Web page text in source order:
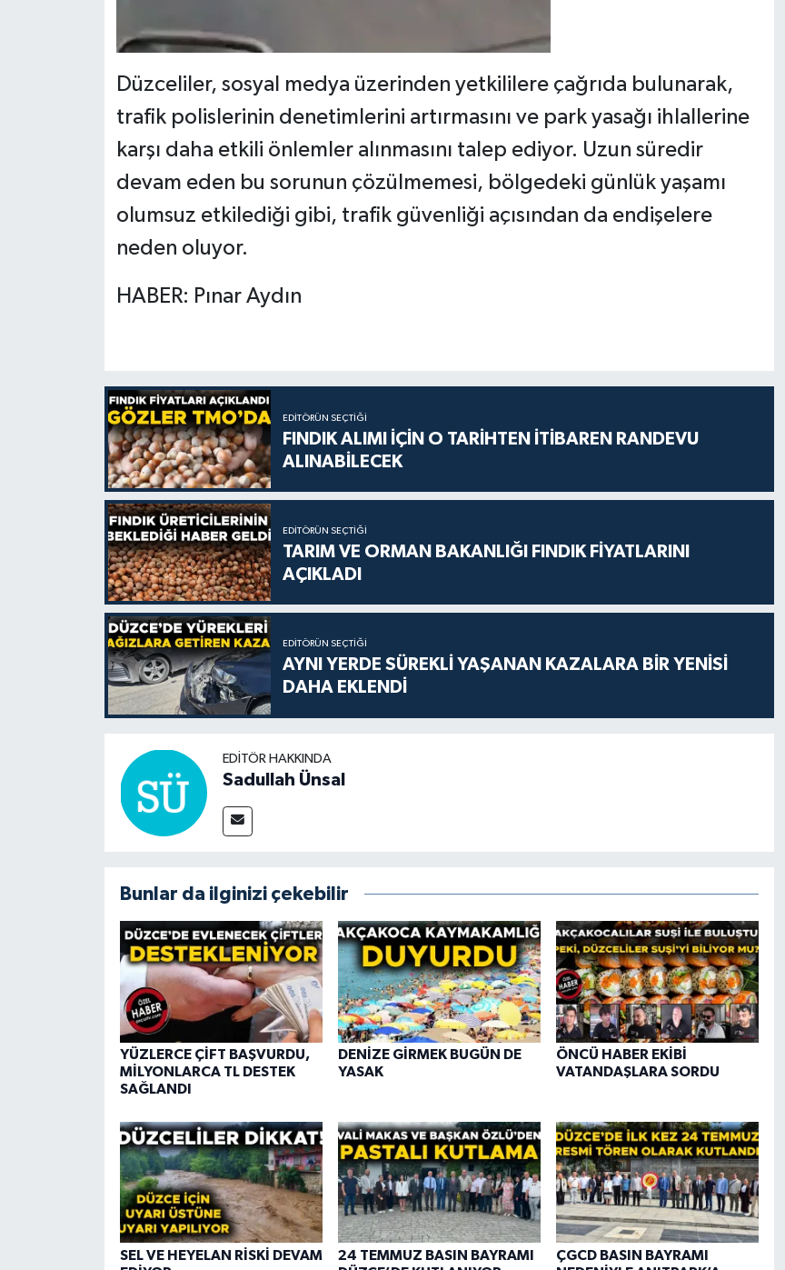
Düzceliler, sosyal medya üzerinden yetkililere çağrıda bulunarak,
trafik polislerinin denetimlerini artırmasını ve park yasağı ihlallerine
karşı daha etkili önlemler alınmasını talep ediyor. Uzun süredir
devam eden bu sorunun çözülmemesi, bölgedeki günlük yaşamı
olumsuz etkilediği gibi, trafik güvenliği açısından da endişelere
neden oluyor.
HABER: Pınar Aydın
EDITÖRÜN SEÇTIĞI
FINDIK ALIMI İÇİN O TARİHTEN İTİBAREN RANDEVU
ALINABİLECEK
EDITÖRÜN SEÇTIĞI
TARIM VE ORMAN BAKANLIĞI FINDIK FİYATLARINI
AÇIKLADI
EDITÖRÜN SEÇTIĞI
AYNI YERDE SÜREKLİ YAŞANAN KAZALARA BİR YENİSİ
DAHA EKLENDİ
EDITÖR HAKKINDA
Sadullah Ünsal
Bunlar da ilginizi çekebilir
YÜZLERCE ÇİFT BAŞVURDU,
MİLYONLARCA TL DESTEK
SAĞLANDI
DENİZE GİRMEK BUGÜN DE
YASAK
ÖNCÜ HABER EKİBİ
VATANDAŞLARA SORDU
SEL VE HEYELAN RİSKİ DEVAM
24 TEMMUZ BASIN BAYRAMI
ÇGCD BASIN BAYRAMI